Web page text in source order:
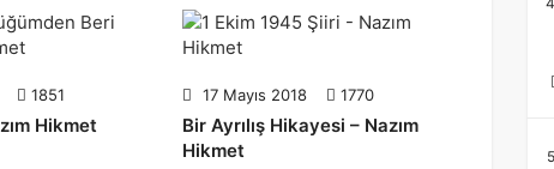
1851
Hikmet
17 Mayıs 2018 1770
Bir Ayrılış Hikayesi – Nazım
Hikmet